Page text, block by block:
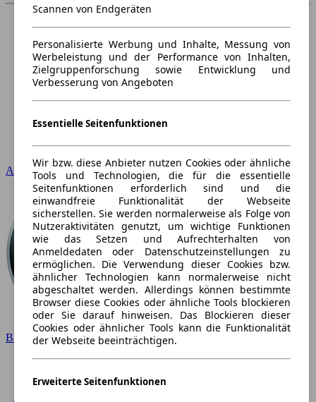
Audi
BMW
Scannen von Endgeräten
Personalisierte Werbung und Inhalte, Messung von
Werbeleistung und der Performance von Inhalten,
Zielgruppenforschung sowie Entwicklung und
Verbesserung von Angeboten
Essentielle Seitenfunktionen
Wir bzw. diese Anbieter nutzen Cookies oder ähnliche
Tools und Technologien, die für die essentielle
Seitenfunktionen erforderlich sind und die
einwandfreie Funktionalität der Webseite
sicherstellen. Sie werden normalerweise als Folge von
Nutzeraktivitäten genutzt, um wichtige Funktionen
wie das Setzen und Aufrechterhalten von
Anmeldedaten oder Datenschutzeinstellungen zu
ermöglichen. Die Verwendung dieser Cookies bzw.
ähnlicher Technologien kann normalerweise nicht
abgeschaltet werden. Allerdings können bestimmte
Browser diese Cookies oder ähnliche Tools blockieren
oder Sie darauf hinweisen. Das Blockieren dieser
Cookies oder ähnlicher Tools kann die Funktionalität
der Webseite beeinträchtigen.
Erweiterte Seitenfunktionen